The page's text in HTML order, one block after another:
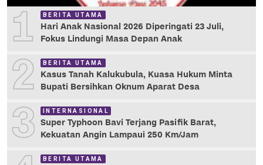
1 BERITA UTAMA
Hari Anak Nasional 2026 Diperingati 23 Juli,
Fokus Lindungi Masa Depan Anak
2 BERITA UTAMA
Kasus Tanah Kalukubula, Kuasa Hukum Minta
Bupati Bersihkan Oknum Aparat Desa
3 INTERNASIONAL
Super Typhoon Bavi Terjang Pasifik Barat,
Kekuatan Angin Lampaui 250 Km/Jam
BERITA UTAMA